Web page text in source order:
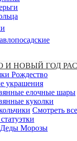
И НОВЫЙ ГОД
Рождество
украшения
елочные шары
куколки
Смотреть все
Деды Морозы